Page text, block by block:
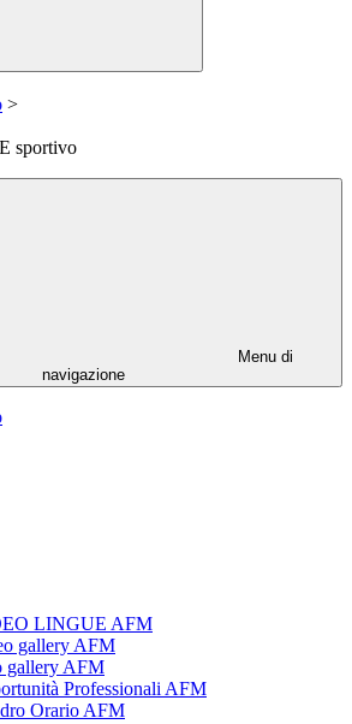
>
sportivo
Menu di
navigazione
LINGUE AFM
gallery AFM
gallery AFM
Professionali AFM
Orario AFM